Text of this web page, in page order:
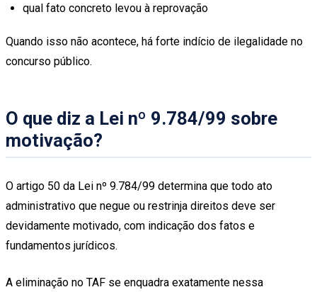
qual fato concreto levou à reprovação
Quando isso não acontece, há forte indício de ilegalidade no
concurso público.
O que diz a Lei nº 9.784/99 sobre
motivação?
O artigo 50 da Lei nº 9.784/99 determina que todo ato
administrativo que negue ou restrinja direitos deve ser
devidamente motivado, com indicação dos fatos e
fundamentos jurídicos.
A eliminação no TAF se enquadra exatamente nessa